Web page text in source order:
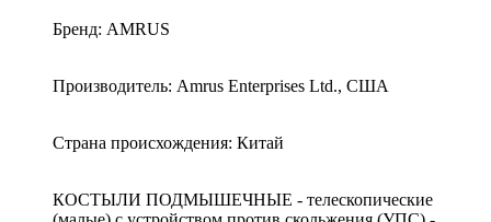
Бренд: AMRUS
Производитель: Amrus Enterprises Ltd., США
Страна происхождения: Китай
КОСТЫЛИ ПОДМЫШЕЧНЫЕ - телескопические